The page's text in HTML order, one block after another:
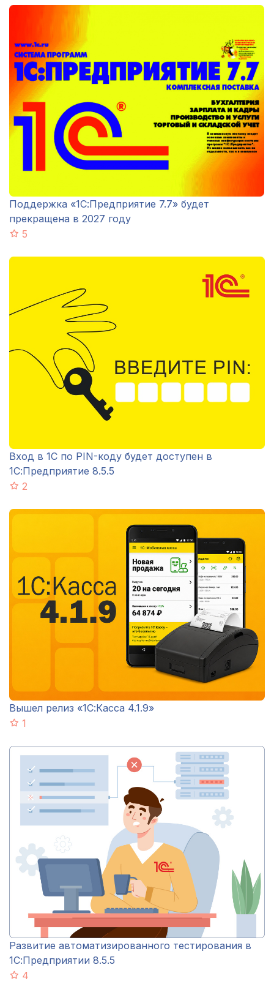
Поддержка «1С:Предприятие 7.7» будет
прекращена в 2027 году
5
Вход в 1С по PIN-коду будет доступен в
1С:Предприятие 8.5.5
2
Вышел релиз «1С:Касса 4.1.9»
1
Развитие автоматизированного тестирования в
1С:Предприятии 8.5.5
4